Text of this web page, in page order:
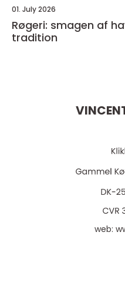
01. July 2026
Røgeri: smagen af
tradition
web: